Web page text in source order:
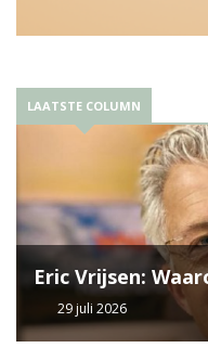
LAATSTE COLUMN
Eric Vrijsen:
29 juli 2026